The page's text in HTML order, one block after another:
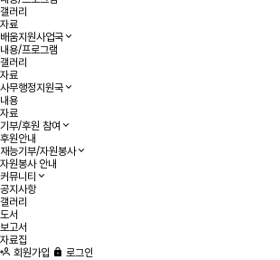
갤러리
자료
배움지원사업국
내용/프로그램
갤러리
자료
사무행정지원국
내용
자료
기부/후원 참여
후원안내
재능기부/자원봉사
자원봉사 안내
커뮤니티
공지사항
갤러리
도서
보고서
자료집
회원가입
로그인